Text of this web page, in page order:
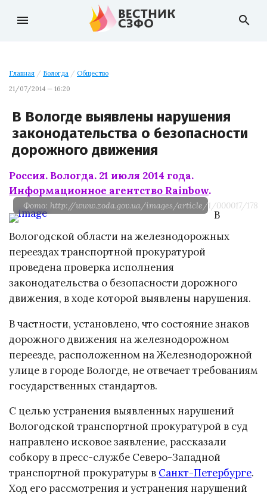
menu search
Главная / Вологда / Общество
21/07/2014 — 16:20
В Вологде выявлены нарушения
законодательства о безопасности
дорожного движения
Россия. Вологда. 21 июля 2014 года.
Информационное агентство Rainbow.
Фото: http://www.zoda.gov.ua/images/article/1/000017/
В
Вологодской области на железнодорожных
переездах транспортной прокуратурой
проведена проверка исполнения
законодательства о безопасности дорожного
движения, в ходе которой выявлены нарушения.
В частности, установлено, что состояние знаков
дорожного движения на железнодорожном
переезде, расположенном на Железнодорожной
улице в городе Вологде, не отвечает требованиям
государственных стандартов.
С целью устранения выявленных нарушений
Вологодской транспортной прокуратурой в суд
направлено исковое заявление, рассказали
собкору в пресс-службе Северо-Западной
транспортной прокуратуры в Санкт-Петербурге.
Ход его рассмотрения и устранения нарушений